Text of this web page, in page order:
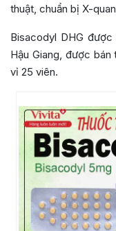
thuật, chuẩn bị X-
Bisacodyl DHG
Hậu Giang, được
vỉ 25 viên.